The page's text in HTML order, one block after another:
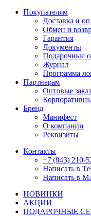
Покупателям
Доставка и
Обмен и
Гарантия
Документы
Подарочные
Журнал
Программа
Партнерам
Оптовые
Бренд
Манифест
О компании
Реквизиты
Контакты
+7 (843) 210-
Написать в
Написать в
НОВИНКИ
АКЦИИ
ПОДАРОЧНЫЕ